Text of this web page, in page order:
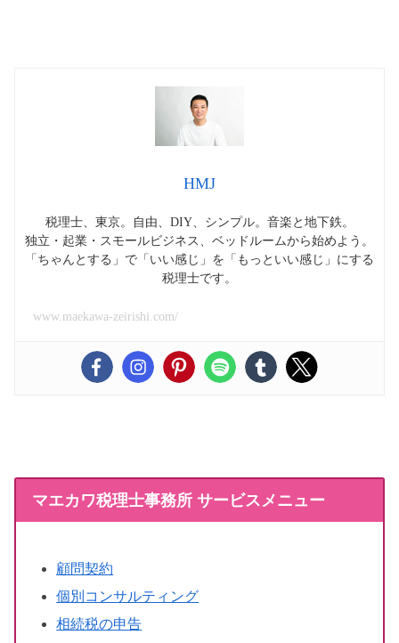
HMJ
税理士、東京。自由、DIY、シンプル。音楽と地下鉄。
独立・起業・スモールビジネス、ベッドルームから始めよう。
「ちゃんとする」で「いい感じ」を「もっといい感じ」にする
税理士です。
www.maekawa-zeirishi.com/
マエカワ税理士事務所 サービスメニュー
顧問契約
個別コンサルティング
相続税の申告